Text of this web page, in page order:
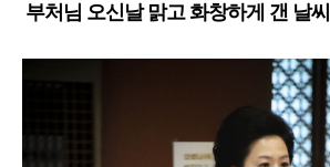
부처님 오신날 맑고 화창하게 갠 날